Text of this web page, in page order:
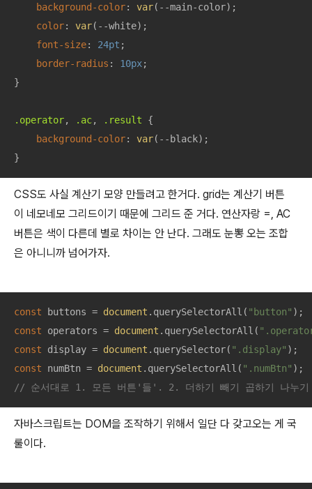
background-color: var(--main-color);
color: var(--white);
font-size: 24pt ;
border-radius : 10px;
}
.operator, .ac, .result {
background-color: var(--black);
}
CSS도 사실 계산기 모양 만들려고 한거다. grid는 계산기 버튼
이 네모네모 그리드이기 때문에 그리드 준 거다. 연산자랑 =, AC
버튼은 색이 다른데 별로 차이는 안 난다. 그래도 눈뽕 오는 조합
은 아니니까 넘어가자.
const buttons = document .querySelectorAll( "button"
const operators = document .querySelectorAll(
const display = document .querySelector( ".display"
const numBtn = document .querySelectorAll( ".numBtn"
// 순서대로 1. 모든 버튼'들'. 2. 더하기 빼기 곱하기 나누
자바스크립트는 DOM을 조작하기 위해서 일단 다 갖고오는 게 국
룰이다.